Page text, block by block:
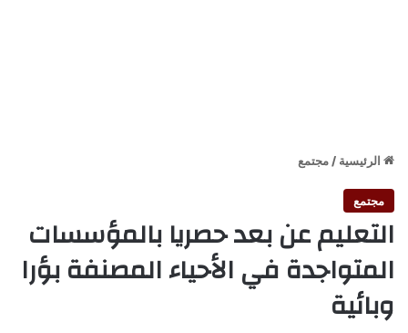
الرئيسية / مجتمع
مجتمع
التعليم عن بعد حصريا بالمؤسسات
المتواجدة في الأحياء المصنفة بؤرا
وبائية